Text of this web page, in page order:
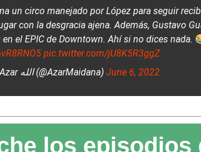
un circo manejado por López para seguir
con la desgracia ajena. Además, Gustavo
el EPIC de Downtown. Ahí si no dices nada.
pic.twitter.com/jU8K5R3ggZ
— Raymond K. Azar الله (@AzarMaidana) June 6, 2022
los episodios